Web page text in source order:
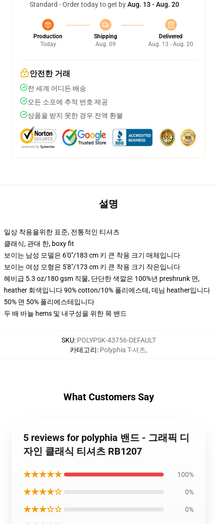
Standard - Order today to get byAug. 13 - Aug. 20
Production
Today
Shipping
Aug. 09
Delivered
Aug. 13 - Aug. 20
안전한 거래
전 세계 어디든 배송
모든 소포에 추적 번호 제공
상품을 받지 못한 경우 전액 환불
설명
일상 착용을위한 표준, 전통적인 티셔츠
클래식, 관대 한, boxy fit
보이는 남성 모델은 6'0"/183 cm 키 큰 착용 크기 매체입니다
보이는 여성 모형은 5'8"/173 cm 키 큰 착용 크기 작은입니다
헤비급 5.3 oz/180 gsm 직물, 단단한 색깔은 100%년 preshrunk 면,
heather 회색입니다 90% cotton/10% 폴리에스테, 데님 heather입니다
50% 면 50% 폴리에스테입니다
두 배 바늘 hems 및 내구성을 위한 목 밴드
SKU: POLYPSK-43756-DEFAULT
카테고리: Polyphia T-셔츠,
What Customers Say
5 reviews for polyphia 밴드 - 그래픽 디
자인 클래식 티셔츠 RB1207
★★★★★ 100%
★★★★☆ 0%
★★★☆☆ 0%